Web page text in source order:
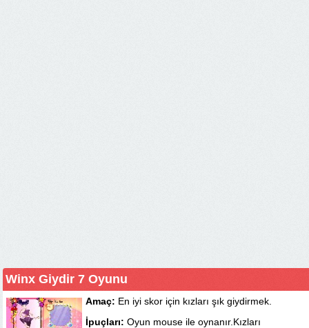
Winx Giydir 7 Oyunu
Amaç: En iyi skor için kızları şık giydirmek.
İpuçları: Oyun mouse ile oynanır.Kızları